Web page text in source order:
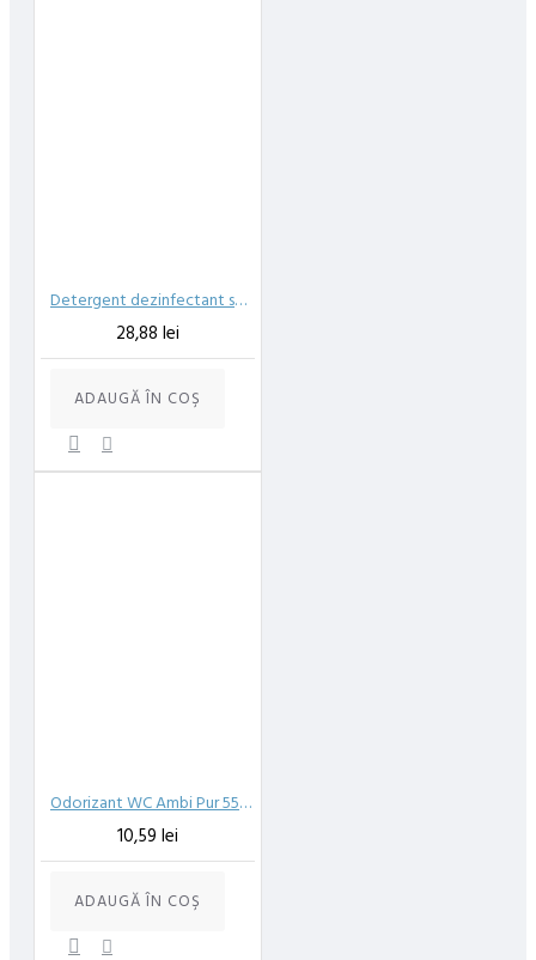
Detergent dezinfectant suprafete Cif Pro Formula fara clatire virucid 750 ml
28,88 lei
ADAUGĂ ÎN COŞ
Odorizant WC Ambi Pur 55 ml 5in1 Fresh Water&Mint
10,59 lei
ADAUGĂ ÎN COŞ